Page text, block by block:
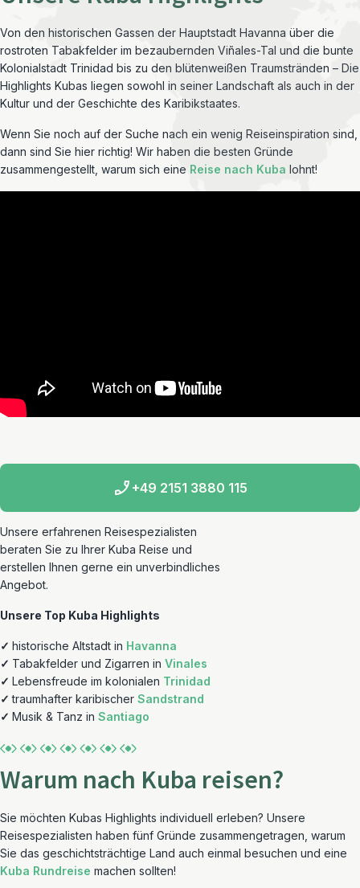
Von den historischen Gassen der Hauptstadt Havanna über die
rostroten Tabakfelder im bezaubernden Viñales-Tal und die bunte
Kolonialstadt Trinidad bis zu den blütenweißen Traumstränden – Die
Highlights Kubas liegen sowohl in seiner Landschaft als auch in der
Kultur und der Geschichte des Karibikstaates.
Wenn Sie noch auf der Suche nach ein wenig Reiseinspiration sind,
dann sind Sie hier richtig! Wir haben die besten Gründe
zusammengestellt, warum sich eine Reise nach Kuba lohnt!
+49 2151 3880 115
Unsere erfahrenen Reisespezialisten
beraten Sie zu Ihrer Kuba Reise und
erstellen Ihnen gerne ein unverbindliches
Angebot.
Unsere Top Kuba Highlights
✓ historische Altstadt in Havanna
✓ Tabakfelder und Zigarren in Vinales
✓ Lebensfreude im kolonialen Trinidad
✓traumhafter karibischer Sandstrand
✓ Musik & Tanz in Santiago
Warum nach Kuba reisen?
Sie möchten Kubas Highlights individuell erleben? Unsere
Reisespezialisten haben fünf Gründe zusammengetragen, warum
Sie das geschichtsträchtige Land auch einmal besuchen und eine
Kuba Rundreise machen sollten!